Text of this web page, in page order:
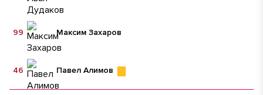
Максим Захаров
99
Павел Алимов
46